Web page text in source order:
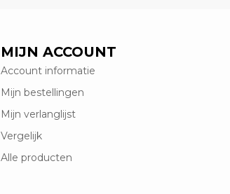
MIJN ACCOUNT
Account informatie
Mijn bestellingen
Mijn verlanglijst
Vergelijk
Alle producten